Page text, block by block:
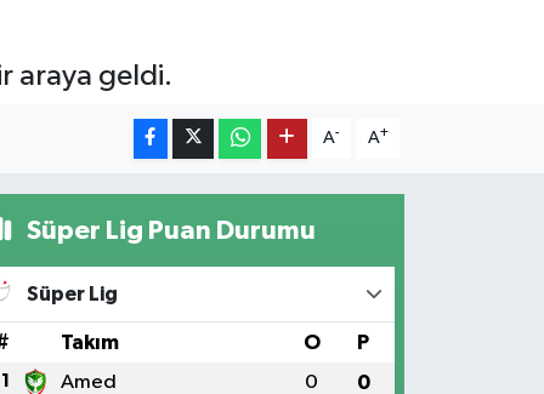
araya geldi.
A- A+
Süper Lig Puan Durumu
Süper Lig
Takım O P
1 Amed 0 0